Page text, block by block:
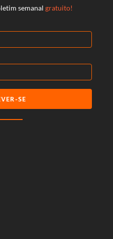
semanal gratuito!
SE